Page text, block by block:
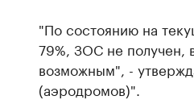
"По состоянию на
79%, ЗОС не получен,
возможным", -
(аэродромов)".